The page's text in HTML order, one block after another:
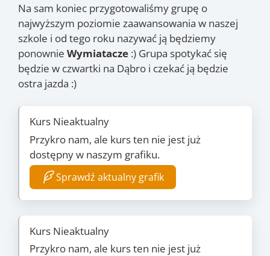
Na sam koniec przygotowaliśmy grupę o
najwyższym poziomie zaawansowania w naszej
szkole i od tego roku nazywać ją będziemy
ponownie Wymiatacze :) Grupa spotykać się
będzie w czwartki na Dąbro i czekać ją będzie
ostra jazda :)
Kurs Nieaktualny
Przykro nam, ale kurs ten nie jest już
dostępny w naszym grafiku.
Sprawdź aktualny grafik
Kurs Nieaktualny
Przykro nam, ale kurs ten nie jest już